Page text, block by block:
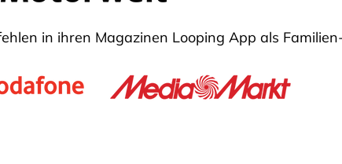
in ihren Magazinen Looping App als